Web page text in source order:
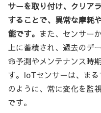
サーを取り付け、クリア
することで、異常な摩耗
能です。 また、センサー
上に蓄積され、過去のデ
命予測やメンテナンス時
す。IoTセンサーは、ま
のように、常に変化を監
です。